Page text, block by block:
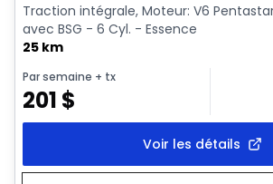
Traction intégrale, Moteur: V6 Pentastar
avec BSG - 6 Cyl. - Essence
25 km
Par semaine + tx
201 $
Voir les détails